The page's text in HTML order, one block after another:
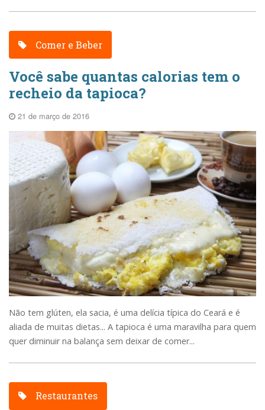
Comer e Beber
Você sabe quantas calorias tem o
recheio da tapioca?
21 de março de 2016
Não tem glúten, ela sacia, é uma delícia típica do Ceará e é
aliada de muitas dietas... A tapioca é uma maravilha para quem
quer diminuir na balança sem deixar de comer...
Restaurantes